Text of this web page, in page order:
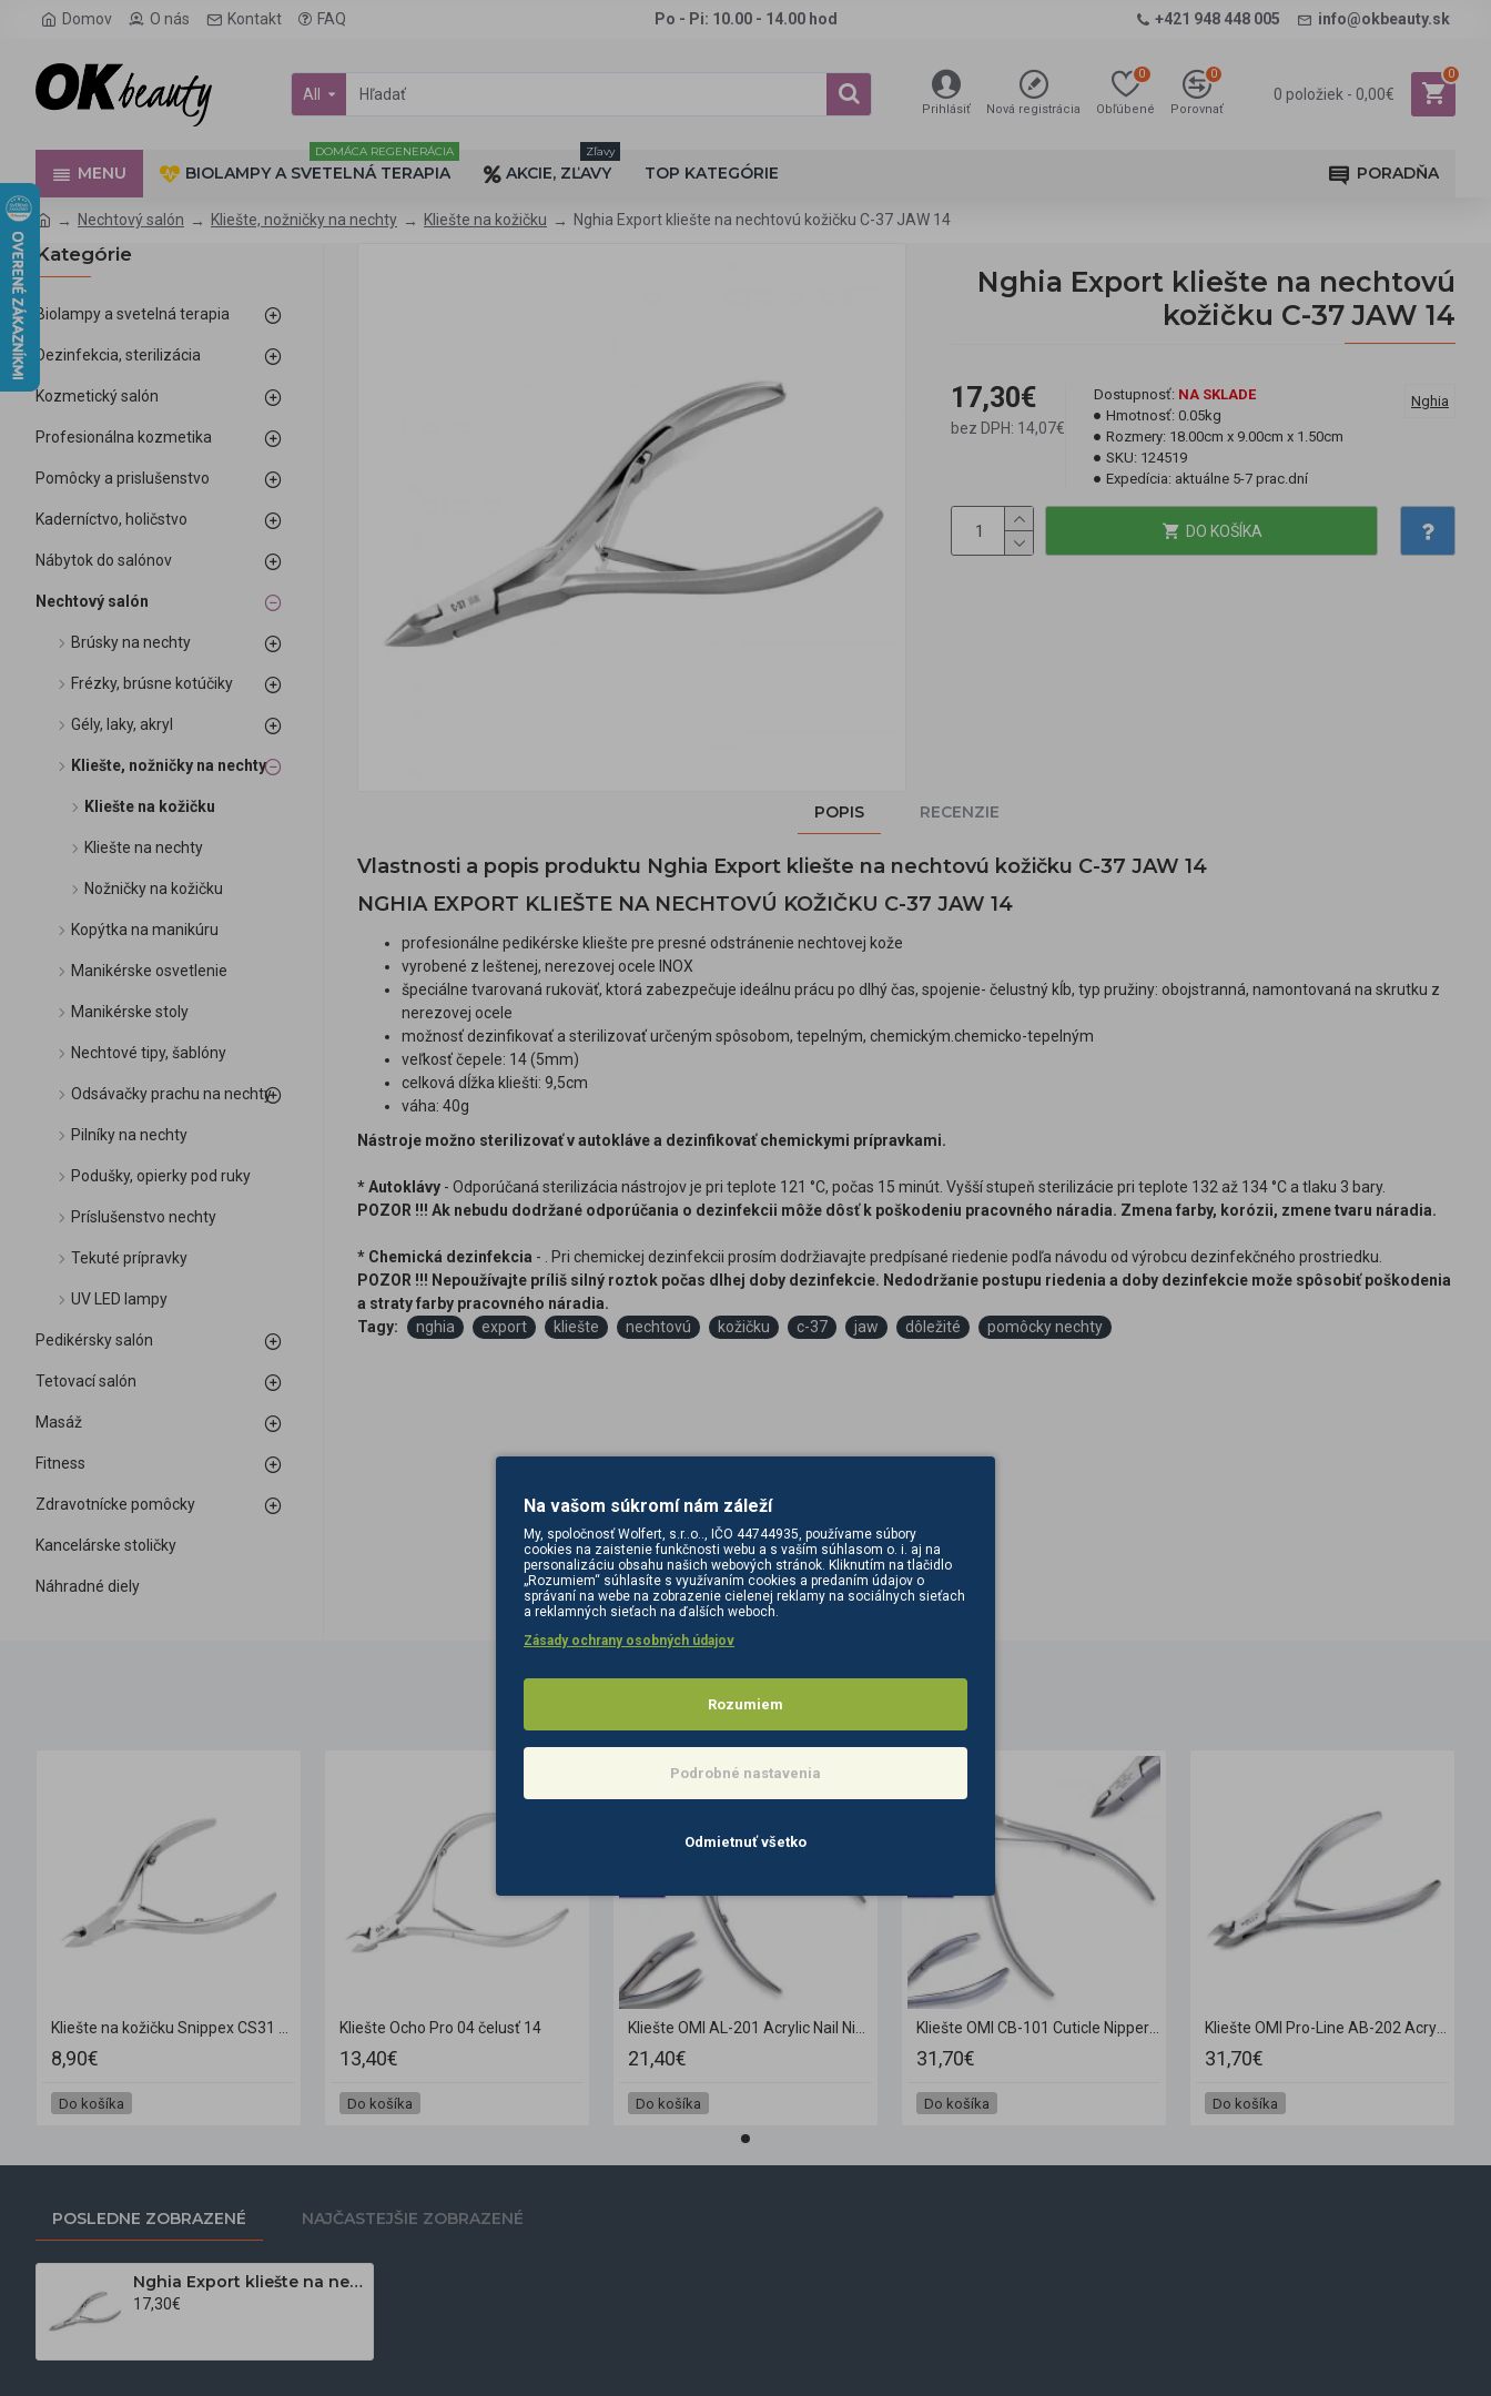
Domov O nás Kontakt FAQ Po - Pi: 10.00 - 14.00 hod +421 948 448 005 info@okbeauty.sk
All
Prihlásiť Nová registrácia Obľúbené
0
Porovnať
0
0 položiek - 0,00€
0
MENU BIOLAMPY A SVETELNÁ TERAPIA
DOMÁCA REGENERÁCIA
AKCIE, ZĽAVY
Zľavy
TOP KATEGÓRIE PORADŇA
Nechtový salón Kliešte, nožničky na nechty Kliešte na kožičku Nghia Export kliešte na nechtovú kožičku C-37 JAW 14
Kategórie
Biolampy a svetelná terapia
Dezinfekcia, sterilizácia
Kozmetický salón
Profesionálna kozmetika
Pomôcky a prislušenstvo
Kaderníctvo, holičstvo
Nábytok do salónov
Nechtový salón
Brúsky na nechty
Frézky, brúsne kotúčiky
Gély, laky, akryl
Kliešte, nožničky na nechty
Kliešte na kožičku
Kliešte na nechty
Nožničky na kožičku
Kopýtka na manikúru
Manikérske osvetlenie
Manikérske stoly
Nechtové tipy, šablóny
Odsávačky prachu na nechty
Pilníky na nechty
Podušky, opierky pod ruky
Príslušenstvo nechty
Tekuté prípravky
UV LED lampy
Pedikérsky salón
Tetovací salón
Masáž
Fitness
Zdravotnícke pomôcky
Kancelárske stoličky
Náhradné diely
Nghia Export kliešte na nechtovú
kožičku C-37 JAW 14
17,30€
bez DPH: 14,07€
Dostupnosť: NA SKLADE
Hmotnosť: 0.05kg
Rozmery: 18.00cm x 9.00cm x 1.50cm
SKU: 124519
Expedícia: aktuálne 5-7 prac.dní
Nghia
DO KOŠÍKA
POPIS RECENZIE
Vlastnosti a popis produktu Nghia Export kliešte na nechtovú kožičku C-37 JAW 14
NGHIA EXPORT KLIEŠTE NA NECHTOVÚ KOŽIČKU C-37 JAW 14
profesionálne pedikérske kliešte pre presné odstránenie nechtovej kože
vyrobené z leštenej, nerezovej ocele INOX
špeciálne tvarovaná rukoväť, ktorá zabezpečuje ideálnu prácu po dlhý čas, spojenie- čelustný kĺb, typ pružiny: obojstranná, namontovaná na skrutku z
nerezovej ocele
možnosť dezinfikovať a sterilizovať určeným spôsobom, tepelným, chemickým.chemicko-tepelným
veľkosť čepele: 14 (5mm)
celková dĺžka kliešti: 9,5cm
váha: 40g
Nástroje možno sterilizovať v autokláve a dezinfikovať chemickymi prípravkami.
* Autoklávy - Odporúčaná sterilizácia nástrojov je pri teplote 121 °C, počas 15 minút. Vyšší stupeň sterilizácie pri teplote 132 až 134 °C a tlaku 3 bary.
POZOR !!! Ak nebudu dodržané odporúčania o dezinfekcii môže dôsť k poškodeniu pracovného náradia. Zmena farby, korózii, zmene tvaru náradia.
* Chemická dezinfekcia - . Pri chemickej dezinfekcii prosím dodržiavajte predpísané riedenie podľa návodu od výrobcu dezinfekčného prostriedku.
POZOR !!! Nepoužívajte príliš silný roztok počas dlhej doby dezinfekcie. Nedodržanie postupu riedenia a doby dezinfekcie može spôsobiť poškodenia
a straty farby pracovného náradia.
Tagy:
nghia export kliešte nechtovú kožičku c-37 jaw dôležité pomôcky nechty
PODOBNÉ PRODUKTY SÚVISIACE PRODUKTY
8,90€
Do košíka
Kliešte Ocho Pro 04 čelusť 14
13,40€
Do košíka
21,40€
Do košíka
31,70€
Do košíka
31,70€
Do košíka
POSLEDNE ZOBRAZENÉ NAJČASTEJŠIE ZOBRAZENÉ
Nghia Export kliešte na nechtovú kožičku C-37 JAW 14
17,30€
Na vašom súkromí nám záleží
My, spoločnosť Wolfert, s.r..o.., IČO 44744935, používame súbory
cookies na zaistenie funkčnosti webu a s vaším súhlasom o. i. aj na
personalizáciu obsahu našich webových stránok. Kliknutím na tlačidlo
„Rozumiem“ súhlasíte s využívaním cookies a predaním údajov o
správaní na webe na zobrazenie cielenej reklamy na sociálnych sieťach
a reklamných sieťach na ďalších weboch.
Zásady ochrany osobných údajov
Rozumiem
Podrobné nastavenia
Odmietnuť všetko